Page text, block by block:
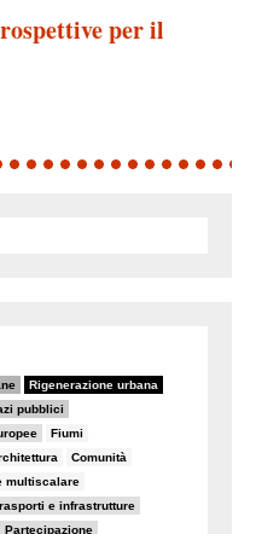
per il
Rigenerazione urbana
pubblici
Fiumi
Comunità
multiscalare
e infrastrutture
Partecipazione